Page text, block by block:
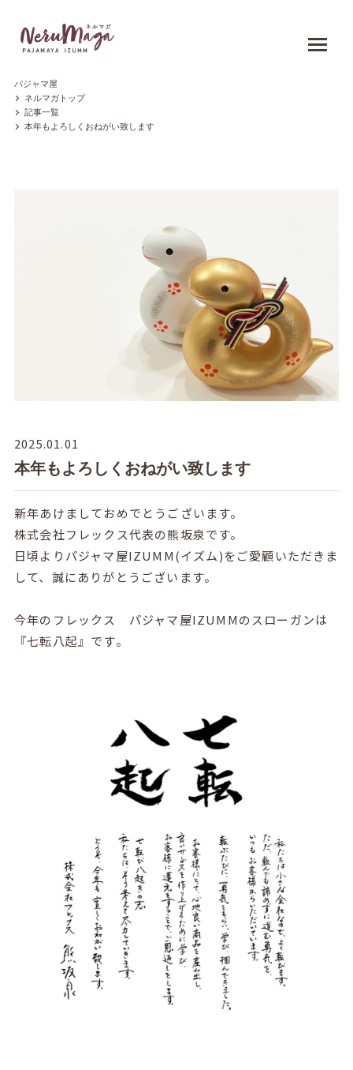
パジャマ屋
ネルマガトップ
記事一覧
本年もよろしくおねがい致します
2025.01.01
本年もよろしくおねがい致します
新年あけましておめでとうございます。
株式会社フレックス代表の熊坂泉です。
日頃よりパジャマ屋IZUMM(イズム)をご愛顧いただきま
して、誠にありがとうございます。
今年のフレックス パジャマ屋IZUMMのスローガンは
『七転八起』です。